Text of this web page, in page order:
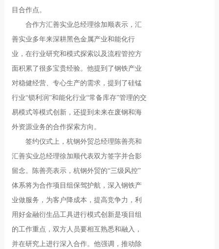
目合作点。
合作方汇善实业总经理徐加顺表示，汇
善实业多年来深耕黑色金属产业和能化行
业，在行业研究和模式探索以及流程管控方
面积累了很多宝贵经验。他提到了钢铁产业
对稳健经营、专心生产的需求，提到了硅锰
行业“锁利润”和能化行业“常备库存”管理的交
易模式等模式创新，还提到未来在废钢和海
外资源业务的合作探索方向。
签约仪式上，杭钢外贸总经理陈善亮和
汇善实业总经理徐加顺代表双方签字并合影
留念。陈善亮表示，杭钢外贸的“三级风控”
体系将为合作项目组保驾护航，深入钢铁产
业做服务，为客户降成本，提高竞争力，利
用好金融衍生品工具进行模式创新是项目组
的工作重点，双方人员要相互熟悉和融入，
并在研究上进行深入合作。他强调，推动除